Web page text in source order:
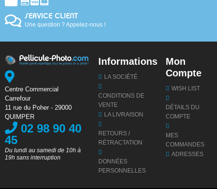
SERVICE CLIENT
Une question ? Appelez-nous !
Centre Commercial
Carrefour
11 rue du Poher - 29000
QUIMPER
02 98 90 40
45
Du lundi au samedi de 10h à
19h sans interruption
Informations
LA SOCIÉTÉ
CONDITIONS DE
VENTE
LA LIVRAISON
RETOURS /
RÉTRACTATION
DONNÉES
PERSONNELLES
Mon
Compte
WISH LIST
DÉTAILS DU
COMPTE
MES
COMMANDES
ADRESSES